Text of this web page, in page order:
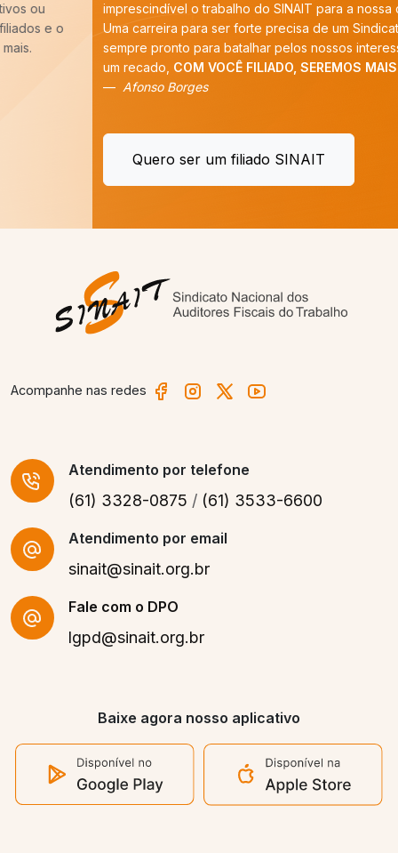
imprescindível o trabalho do SINAIT para a nossa categoria.
Uma carreira para ser forte precisa de um Sindicato forte,
sempre pronto para batalhar pelos nossos interesses. E tenho
COM VOCÊ FILIADO, SEREMOS MAIS!”
Afonso Borges
Quero ser um filiado SINAIT
Acompanhe nas redes
Atendimento por telefone
(61) 3328-0875 / (61) 3533-6600
Atendimento por email
sinait@sinait.org.br
Fale com o DPO
lgpd@sinait.org.br
Baixe agora nosso aplicativo